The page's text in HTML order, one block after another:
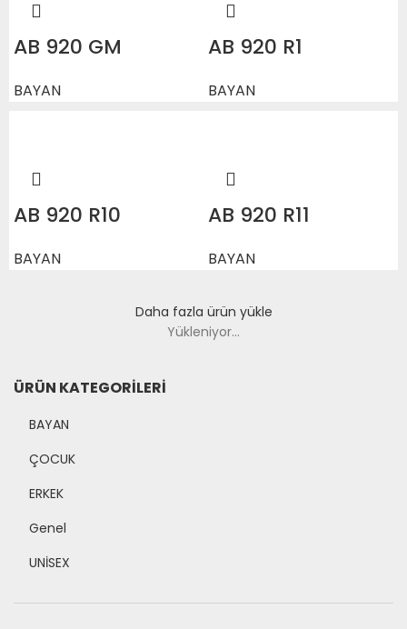
ÜRÜN KATEGORILERI
BAYAN
ÇOCUK
ERKEK
Genel
UNİSEX
AB 920 GM
BAYAN
AB 920 R1
BAYAN
AB 920 R10
BAYAN
AB 920 R11
BAYAN
Daha fazla ürün yükle
Yükleniyor...